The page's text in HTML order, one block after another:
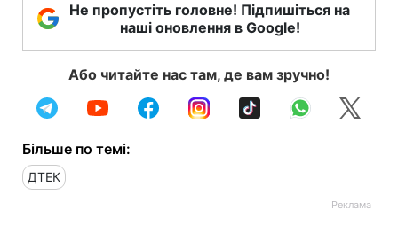
Не пропустіть головне! Підпишіться на
наші оновлення в Google!
Або читайте нас там, де вам зручно!
Більше по темі:
ДТЕК